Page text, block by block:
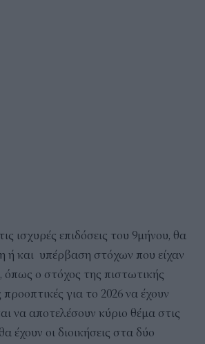
ισχυρές επιδόσεις του 9μήνου, θα
ή και υπέρβαση στόχων που είχαν
όπως ο στόχος της πιστωτικής
προοπτικές για το 2026 να έχουν
να αποτελέσουν κύριο θέμα στις
έχουν οι διοικήσεις στα δύο